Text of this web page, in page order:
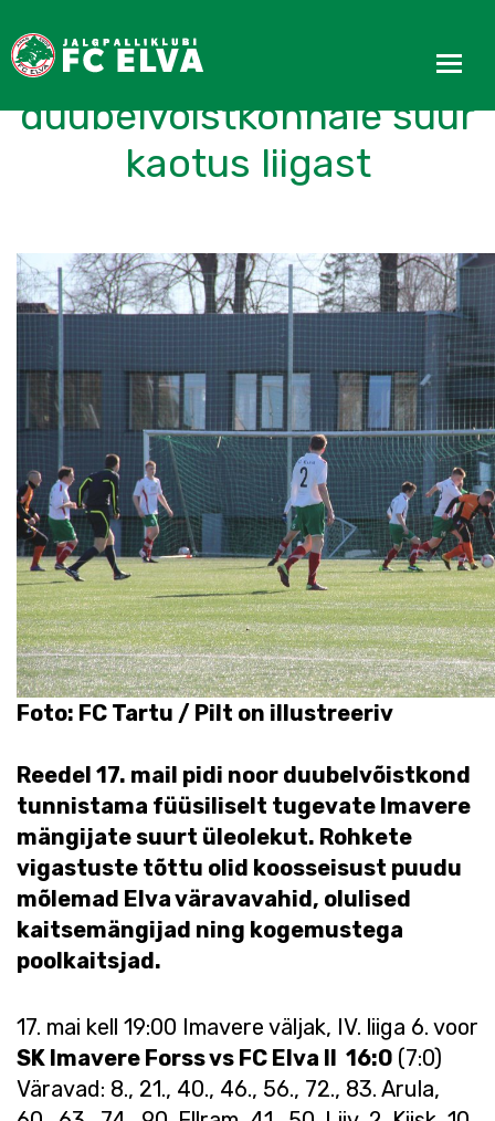
Noorele
duubelvõistkonnale suur
kaotus liigast
Foto: FC Tartu / Pilt on illustreeriv
Reedel 17. mail pidi noor duubelvõistkond
tunnistama füüsiliselt tugevate Imavere
mängijate suurt üleolekut. Rohkete
vigastuste tõttu olid koosseisust puudu
mõlemad Elva väravavahid, olulised
kaitsemängijad ning kogemustega
poolkaitsjad.
17. mai kell 19:00 Imavere väljak, IV. liiga 6. voor
SK Imavere Forss vs FC Elva II 16:0 (7:0)
Väravad: 8., 21., 40., 46., 56., 72., 83. Arula,